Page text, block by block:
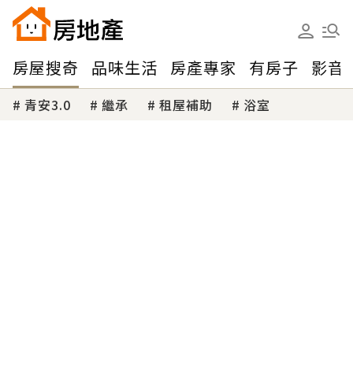
房屋搜奇 品味生活 房產專家 有房子 影音
青安3.0 繼承 租屋補助 浴室